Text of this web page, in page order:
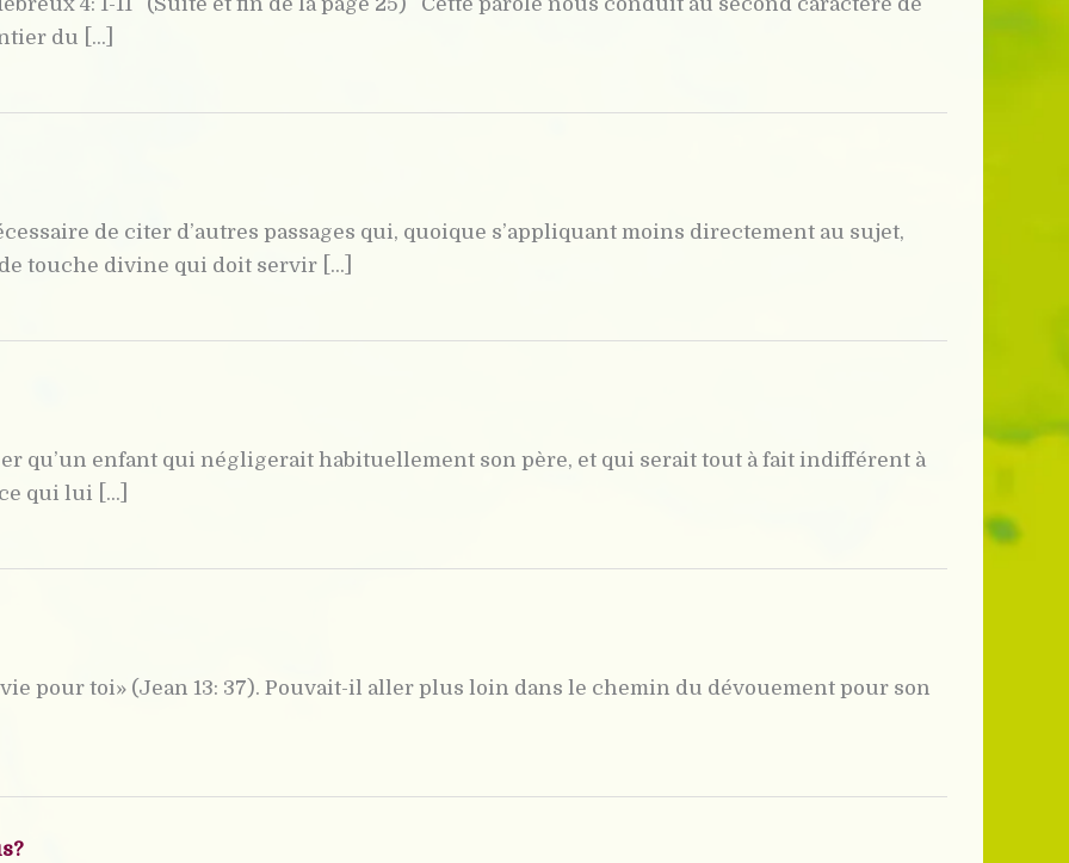
du [...]
de citer d’autres passages qui, quoique s’appliquant moins directement au sujet,
touche divine qui doit servir [...]
qu’un enfant qui négligerait habituellement son père, et qui serait tout à fait indifférent à
qui lui [...]
pour toi» (Jean 13: 37). Pouvait-il aller plus loin dans le chemin du dévouement pour son